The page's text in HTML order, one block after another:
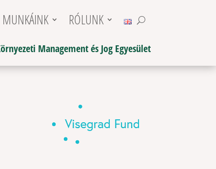
MUNKÁINK RÓLUNK
Management és Jog Egyesület